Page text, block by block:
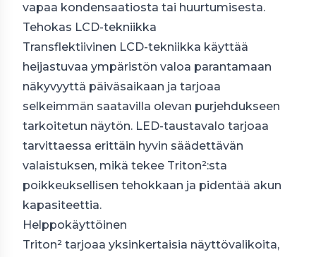
vapaa kondensaatiosta tai huurtumisesta.
Tehokas LCD-tekniikka
Transflektiivinen LCD-tekniikka käyttää
heijastuvaa ympäristön valoa parantamaan
näkyvyyttä päiväsaikaan ja tarjoaa
selkeimmän saatavilla olevan purjehdukseen
tarkoitetun näytön. LED-taustavalo tarjoaa
tarvittaessa erittäin hyvin säädettävän
valaistuksen, mikä tekee Triton²:sta
poikkeuksellisen tehokkaan ja pidentää akun
kapasiteettia.
Helppokäyttöinen
Triton² tarjoaa yksinkertaisia näyttövalikoita,